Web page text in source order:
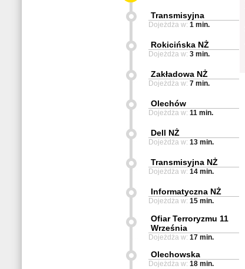
Transmisyjna
Dojeżdża w: 1 min.
Rokicińska NŻ
Dojeżdża w: 3 min.
Zakładowa NŻ
Dojeżdża w: 7 min.
Olechów
Dojeżdża w: 11 min.
Dell NŻ
Dojeżdża w: 13 min.
Transmisyjna NŻ
Dojeżdża w: 14 min.
Informatyczna NŻ
Dojeżdża w: 15 min.
Ofiar Terroryzmu 11
Września
Dojeżdża w: 17 min.
Olechowska
Dojeżdża w: 18 min.